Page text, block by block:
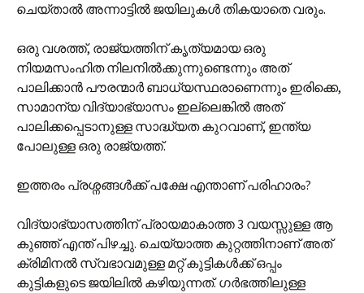
ചെയ്താൽ അന്നാട്ടിൽ ജയിലുകൾ തികയാതെ വരും.
ഒരു വശത്ത്, രാജ്യത്തിന് കൃത്യമായ ഒരു
നിയമസംഹിത നിലനിൽക്കുന്നുണ്ടെന്നും അത്
പാലിക്കാൻ പൗരന്മാർ ബാധ്യസ്ഥരാണെന്നും ഇരിക്കെ,
സാമാന്യ വിദ്യാഭ്യാസം ഇല്ലെങ്കിൽ അത്
പാലിക്കപ്പെടാനുള്ള സാദ്ധ്യത കുറവാണ്, ഇന്ത്യ
പോലുള്ള ഒരു രാജ്യത്ത്.
ഇത്തരം പ്രശ്നങ്ങൾക്ക് പക്ഷേ എന്താണ് പരിഹാരം?
വിദ്യാഭ്യാസത്തിന് പ്രായമാകാത്ത 3 വയസ്സുള്ള ആ
കുഞ്ഞ് എന്ത് പിഴച്ചു. ചെയ്യാത്ത കുറ്റത്തിനാണ് അത്
ക്രിമിനൽ സ്വഭാവമുള്ള മറ്റ് കുട്ടികൾക്ക് ഒപ്പം
കുട്ടികളുടെ ജയിലിൽ കഴിയുന്നത്. ഗർഭത്തിലുള്ള